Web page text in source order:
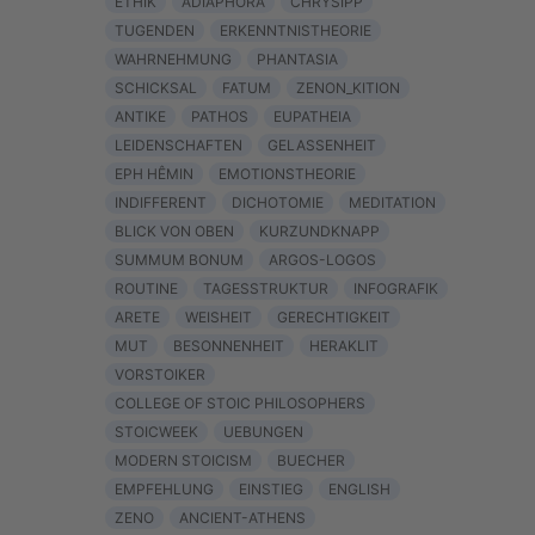
TUGENDEN
ERKENNTNISTHEORIE
WAHRNEHMUNG
PHANTASIA
SCHICKSAL
FATUM
ZENON_KITION
ANTIKE
PATHOS
EUPATHEIA
LEIDENSCHAFTEN
GELASSENHEIT
EPH HÊMIN
EMOTIONSTHEORIE
INDIFFERENT
DICHOTOMIE
MEDITATION
BLICK VON OBEN
KURZUNDKNAPP
SUMMUM BONUM
ARGOS-LOGOS
ROUTINE
TAGESSTRUKTUR
INFOGRAFIK
ARETE
WEISHEIT
GERECHTIGKEIT
MUT
BESONNENHEIT
HERAKLIT
VORSTOIKER
COLLEGE OF STOIC PHILOSOPHERS
STOICWEEK
UEBUNGEN
MODERN STOICISM
BUECHER
EMPFEHLUNG
EINSTIEG
ENGLISH
ZENO
ANCIENT-ATHENS